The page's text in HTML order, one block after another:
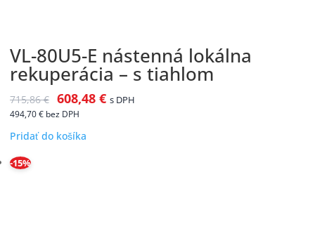
VL-80U5-E nástenná lokálna
rekuperácia – s tiahlom
715,86€ 608,48 € s DPH
494,70€ bez DPH
Pridať do košíka
-15%